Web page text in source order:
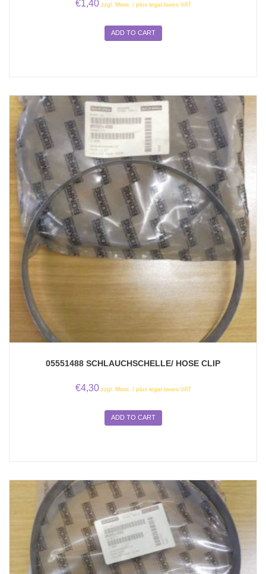
€1,40 zzgl. Mwst. / plus legal taxes VAT
ADD TO CART
05551488 SCHLAUCHSCHELLE/ HOSE CLIP
€4,30 zzgl. Mwst. / plus legal taxes VAT
ADD TO CART